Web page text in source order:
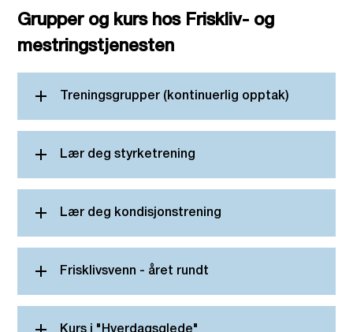
Grupper og kurs hos Friskliv- og
mestringstjenesten
Treningsgrupper (kontinuerlig opptak)
Lær deg styrketrening
Lær deg kondisjonstrening
Frisklivsvenn - året rundt
Kurs i "Hverdagsglede"